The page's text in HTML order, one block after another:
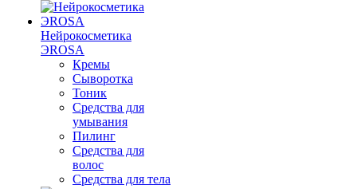
Нейрокосметика
ЭROSA
Кремы
Сыворотка
Тоник
Средства для
умывания
Пилинг
Средства для
волос
Средства для тела